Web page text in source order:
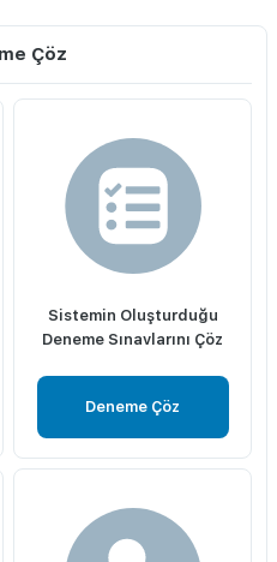
Çöz
Sistemin Oluşturduğu
Deneme Sınavlarını Çöz
Deneme Çöz